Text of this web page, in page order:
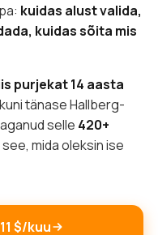
kuidas alust valida,
kuidas sõita mis
purjekat 14 aasta
tänase Hallberg-
selle 420+
mida oleksin ise
$/kuu